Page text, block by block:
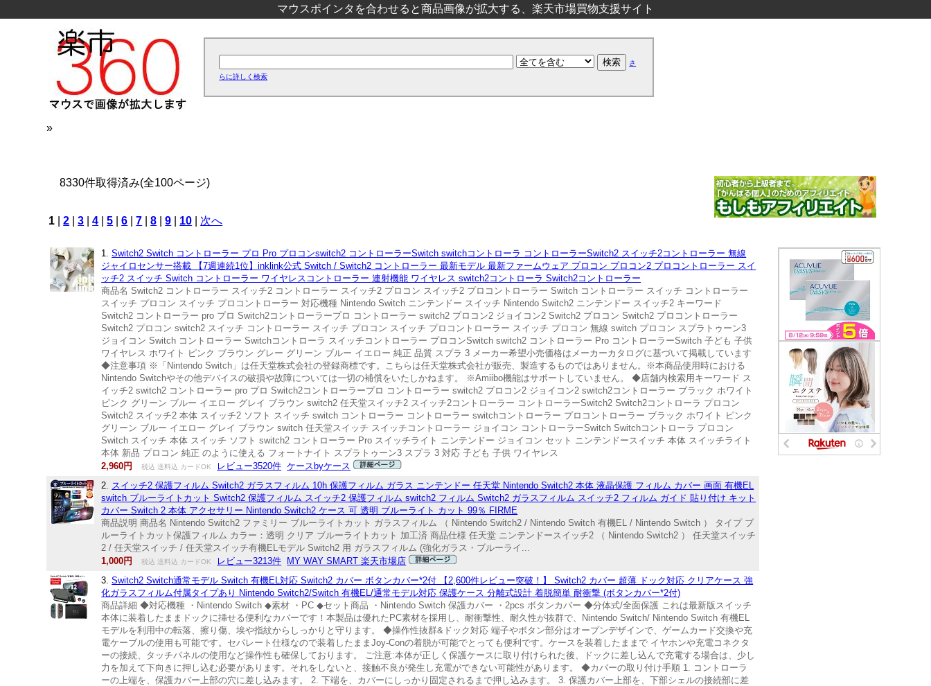
マウスポインタを合わせると商品画像が拡大する、楽天市場買物支援サイト
さ
らに詳しく検索
»
8330件取得済み(全100ページ)
1 |2 |3 |4 |5 |6 |7 |8 |9 10 次へ
1.Switch2 Switch コントローラー プロ Pro プロコンswitch2 コントローラーSwitch switchコントローラ コントローラーSwitch2 スイッチ2コントローラー 無線
ジャイロセンサー搭載 【7週連続1位】inklink公式 Switch / Switch2 コントローラー 最新モデル 最新ファームウェア プロコン プロコン2 プロコントローラー スイ
ッチ2 スイッチ Switch コントローラー ワイヤレスコントローラー 連射機能 ワイヤレス switch2コントローラ Switch2コントローラー
商品名 Switch2 コントローラー スイッチ2 コントローラー スイッチ2 プロコン スイッチ2 プロコントローラー Switch コントローラー スイッチ コントローラー
スイッチ プロコン スイッチ プロコントローラー 対応機種 Nintendo Switch ニンテンドー スイッチ Nintendo Switch2 ニンテンドー スイッチ2 キーワード
Switch2 コントローラー pro プロ Switch2コントローラープロ コントローラー switch2 プロコン2 ジョイコン2 Switch2 プロコン Switch2 プロコントローラー
Switch2 プロコン switch2 スイッチ コントローラー スイッチ プロコン スイッチ プロコントローラー スイッチ プロコン 無線 switch プロコン スプラトゥーン3
ジョイコン Switch コントローラー Switchコントローラ スイッチコントローラー プロコンSwitch switch2 コントローラー Pro コントローラーSwitch 子ども 子供
ワイヤレス ホワイト ピンク ブラウン グレー グリーン ブルー イエロー 純正 品質 スプラ 3 メーカー希望小売価格はメーカーカタログに基づいて掲載しています
◆注意事項 ※「Nintendo Switch」は任天堂株式会社の登録商標です。こちらは任天堂株式会社が販売、製造するものではありません。※本商品使用時における
Nintendo Switchやその他デバイスの破損や故障については一切の補償をいたしかねます。 ※Amiibo機能はサポートしていません。 ◆店舗内検索用キーワード ス
イッチ2 switch2 コントローラー pro プロ Switch2コントローラープロ コントローラー switch2 プロコン2 ジョイコン2 switch2コントローラー ブラック ホワイト
ピンク グリーン ブルー イエロー グレイ ブラウン switch2 任天堂スイッチ2 スイッチ2コントローラー コントローラーSwitch2 Switch2コントローラ プロコン
Switch2 スイッチ2 本体 スイッチ2 ソフト スイッチ switch コントローラー コントローラー switchコントローラー プロコントローラー ブラック ホワイト ピンク
グリーン ブルー イエロー グレイ ブラウン switch 任天堂スイッチ スイッチコントローラー ジョイコン コントローラーSwitch Switchコントローラ プロコン
Switch スイッチ 本体 スイッチ ソフト switch2 コントローラー Pro スイッチライト ニンテンドー ジョイコン セット ニンテンドースイッチ 本体 スイッチライト
本体 新品 プロコン 純正 のように使える フォートナイト スプラトゥーン3 スプラ 3 対応 子ども 子供 ワイヤレス
2,960円
税込 送料込 カードOK レビュー3520件 ケースbyケース
2. スイッチ2 保護フィルム Switch2 ガラスフィルム 10h 保護フィルム ガラス ニンテンドー 任天堂 Nintendo Switch2 本体 液晶保護 フィルム カバー 画面 有機EL
switch ブルーライトカット Switch2 保護フィルム スイッチ2 保護フィルム switch2 フィルム Switch2 ガラスフィルム スイッチ2 フィルム ガイド 貼り付け キット
カバー Switch 2 本体 アクセサリー Nintendo Switch2 ケース 可 透明 ブルーライト カット 99％ FIRME
商品説明 商品名 Nintendo Switch2 ファミリー ブルーライトカット ガラスフィルム （ Nintendo Switch2 / Nintendo Switch 有機EL / Nintendo Switch ） タイプ ブ
ルーライトカット保護フィルム カラー：透明 クリア ブルーライトカット 加工済 商品仕様 任天堂 ニンテンドースイッチ2 （ Nintendo Switch2 ） 任天堂スイッチ
2 / 任天堂スイッチ / 任天堂スイッチ有機ELモデル Switch2 用 ガラスフィルム (強化ガラス・ブルーライ...
1,000円
税込 送料込 カードOK レビュー3213件
MY WAY SMART 楽天市場店
3.Switch2 Switch通常モデル Switch 有機EL対応 Switch2 カバー ボタンカバー*2付 【2,600件レビュー突破！】 Switch2 カバー 超薄 ドック対応 クリアケース 強
化ガラスフィルム付属タイプあり Nintendo Switch2/Switch 有機EL/通常モデル対応 保護ケース 分離式設計 着脱簡単 耐衝撃 (ボタンカバー*2付)
商品詳細 ◆対応機種 ・Nintendo Switch ◆素材 ・PC ◆セット商品 ・Nintendo Switch 保護カバー ・2pcs ボタンカバー ◆分体式/全面保護 これは最新版スイッチ
本体に装着したままドックに挿せる便利なカバーです！本製品は優れたPC素材を採用し、耐衝撃性、耐久性が抜群で、Nintendo Switch/ Nintendo Switch 有機EL
モデルを利用中の転落、擦り傷、埃や指紋からしっかりと守ります。 ◆操作性抜群&ドック対応 端子やボタン部分はオープンデザインで、ゲームカード交換や充
電ケーブルの使用も可能です。セパレート仕様なので装着したままJoy-Conの着脱が可能でとっても便利です。ケースを装着したままで イヤホンや充電コネクタ
ーの接続、タッチパネルの使用など操作性も確保しております。 ご注意:本体が正しく保護ケースに取り付けられた後、ドックに差し込んで充電する場合は、少し
力を加えて下向きに押し込む必要があります。それをしないと、接触不良が発生し充電ができない可能性があります。 ◆カバーの取り付け手順 1. コントローラ
ーの上端を、保護カバー上部の穴に差し込みます。 2. 下端を、カバーにしっかり固定されるまで押し込みます。 3. 保護カバー上部を、下部シェルの接続部に差